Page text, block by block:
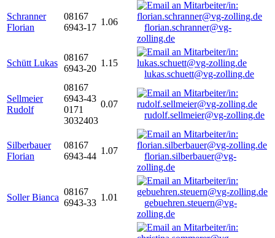
Schranner
Florian
08167
6943-17
1.06
florian.schranner@vg-
zolling.de
Schütt Lukas
08167
6943-20
1.15
lukas.schuett@vg-zolling.de
Sellmeier
Rudolf
08167
6943-43
0171
3032403
0.07
rudolf.sellmeier@vg-zolling.de
Silberbauer
Florian
08167
6943-44
1.07
florian.silberbauer@vg-
zolling.de
Soller Bianca
08167
6943-33
1.01
gebuehren.steuern@vg-
zolling.de